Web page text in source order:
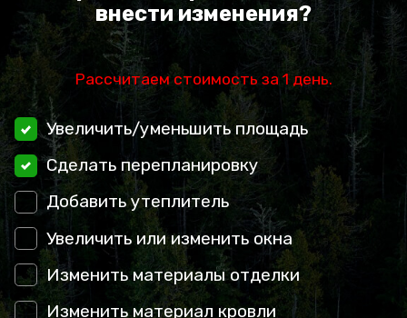
внести изменения?
Рассчитаем стоимость за 1 день.
Увеличить/уменьшить площадь
Сделать перепланировку
Добавить утеплитель
Увеличить или изменить окна
Изменить материалы отделки
Изменить материал кровли